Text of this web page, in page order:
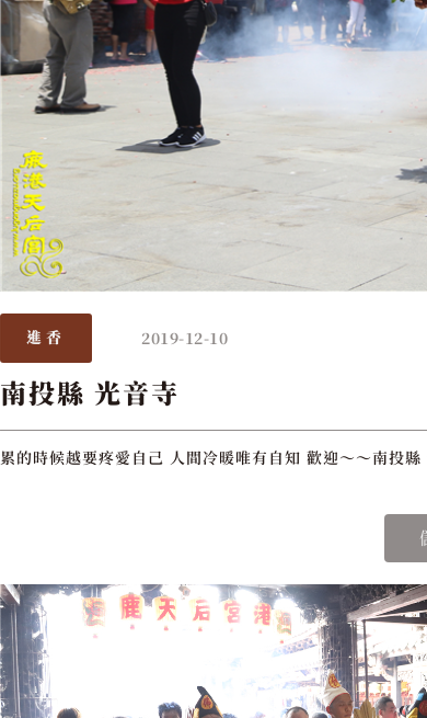
進香 2019-12-10
南投縣 光音寺
累的時候越要疼愛自己 人間冷暖唯有自知 歡迎～～南投縣